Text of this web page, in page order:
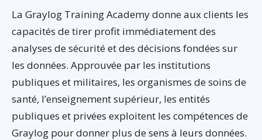
La Graylog Training Academy donne aux clients les
capacités de tirer profit immédiatement des
analyses de sécurité et des décisions fondées sur
les données. Approuvée par les institutions
publiques et militaires, les organismes de soins de
santé, l’enseignement supérieur, les entités
publiques et privées exploitent les compétences de
Graylog pour donner plus de sens à leurs données.